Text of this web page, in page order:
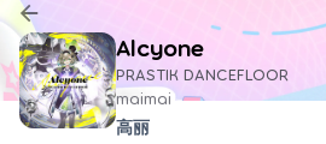
Alcyone
PRASTIK DANCEFLOOR
maimai
高丽